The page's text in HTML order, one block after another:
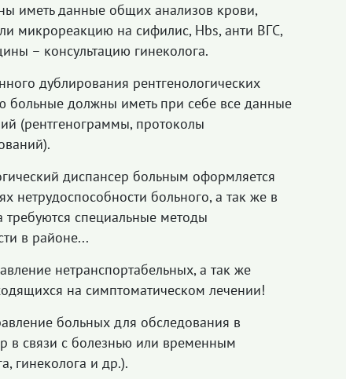
иметь данные общих анализов крови,
микрореакцию на сифилис, Hbs, анти ВГС,
– консультацию гинеколога.
дублирования рентгенологических
больные должны иметь при себе все данные
(рентгенограммы, протоколы
диспансер больным оформляется
нетрудоспособности больного, а так же в
требуются специальные методы
в районе...
нетранспортабельных, а так же
на симптоматическом лечении!
больных для обследования в
в связи с болезнью или временным
гинеколога и др.).